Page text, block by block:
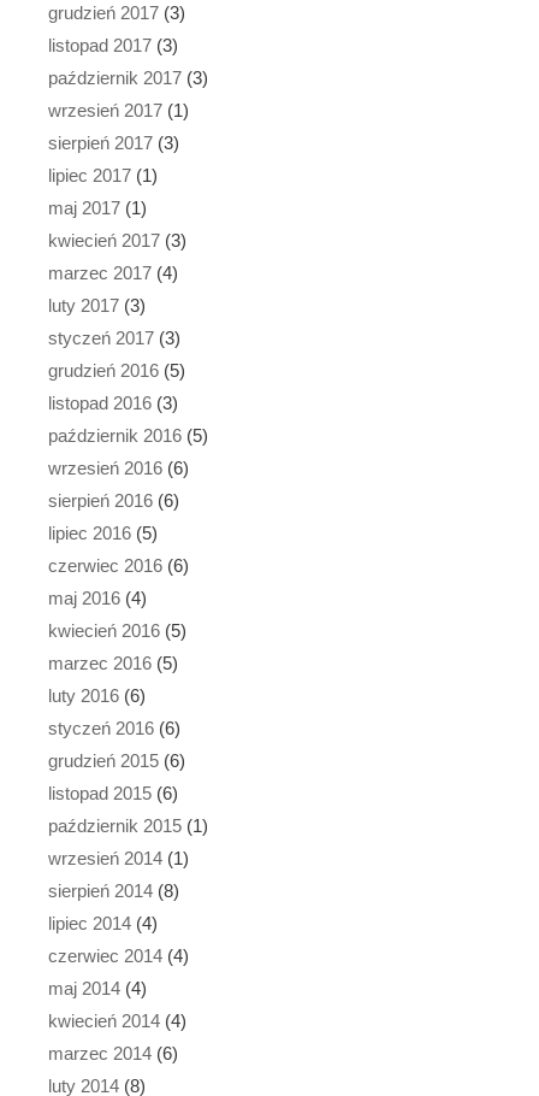
grudzień 2017 (3)
listopad 2017 (3)
październik 2017 (3)
wrzesień 2017 (1)
sierpień 2017 (3)
lipiec 2017 (1)
maj 2017 (1)
kwiecień 2017 (3)
marzec 2017 (4)
luty 2017 (3)
styczeń 2017 (3)
grudzień 2016 (5)
listopad 2016 (3)
październik 2016 (5)
wrzesień 2016 (6)
sierpień 2016 (6)
lipiec 2016 (5)
czerwiec 2016 (6)
maj 2016 (4)
kwiecień 2016 (5)
marzec 2016 (5)
luty 2016 (6)
styczeń 2016 (6)
grudzień 2015 (6)
listopad 2015 (6)
październik 2015 (1)
wrzesień 2014 (1)
sierpień 2014 (8)
lipiec 2014 (4)
czerwiec 2014 (4)
maj 2014 (4)
kwiecień 2014 (4)
marzec 2014 (6)
luty 2014 (8)